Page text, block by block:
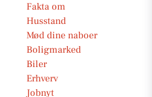
Fakta om
Husstand
Mød dine naboer
Boligmarked
Biler
Erhverv
Jobnyt